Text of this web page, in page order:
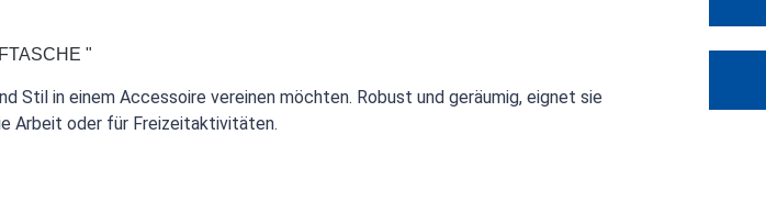
"
in einem Accessoire vereinen möchten. Robust und geräumig, eignet sie
Arbeit oder für Freizeitaktivitäten.